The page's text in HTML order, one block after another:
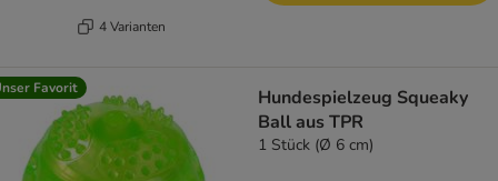
4 Varianten
Favorit
Hundespielzeug Squeaky
Ball aus TPR
1 Stück (Ø 6 cm)